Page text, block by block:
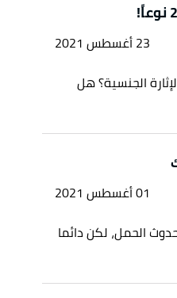
23 أغسطس 2021
الجنسية؟ هل
01 أغسطس 2021
الحمل، لكن دائما